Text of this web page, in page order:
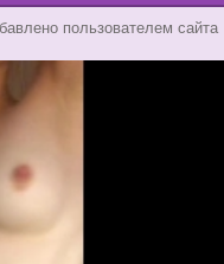
пользователем сайта